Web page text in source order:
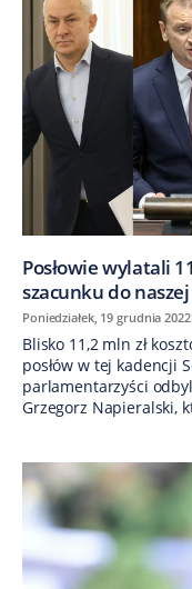
Posłowie wylatali
szacunku do
Poniedziałek, 19 grudnia 2022
Blisko 11,2 mln zł
posłów w tej kadencji
parlamentarzyści
Grzegorz Napieralski,